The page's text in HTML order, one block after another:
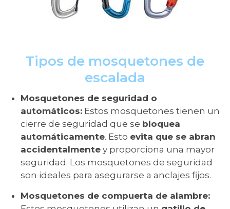
Tipos de mosquetones de
escalada
Mosquetones de seguridad o
automáticos: Estos mosquetones tienen un
cierre de seguridad que se bloquea
automáticamente. Esto evita que se abran
accidentalmente y proporciona una mayor
seguridad. Los mosquetones de seguridad
son ideales para asegurarse a anclajes fijos.
Mosquetones de compuerta de alambre: